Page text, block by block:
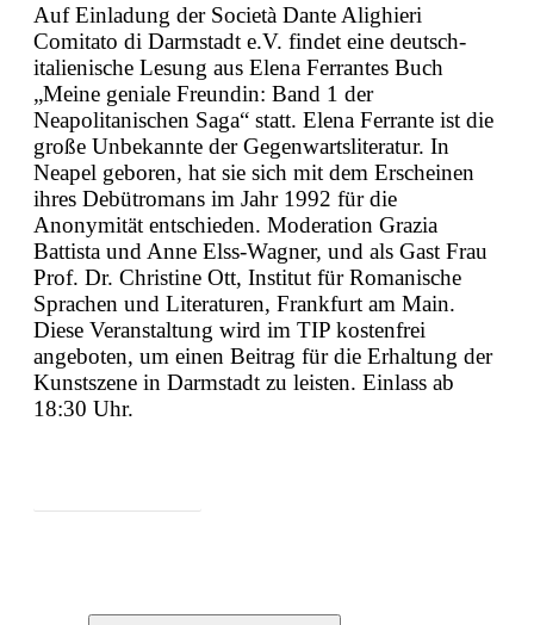
Auf Einladung der Società Dante Alighieri
Comitato di Darmstadt e.V. findet eine deutsch-
italienische Lesung aus Elena Ferrantes Buch
„Meine geniale Freundin: Band 1 der
Neapolitanischen Saga“ statt. Elena Ferrante ist die
große Unbekannte der Gegenwartsliteratur. In
Neapel geboren, hat sie sich mit dem Erscheinen
ihres Debütromans im Jahr 1992 für die
Anonymität entschieden. Moderation Grazia
Battista und Anne Elss-Wagner, und als Gast Frau
Prof. Dr. Christine Ott, Institut für Romanische
Sprachen und Literaturen, Frankfurt am Main.
Diese Veranstaltung wird im TIP kostenfrei
angeboten, um einen Beitrag für die Erhaltung der
Kunstszene in Darmstadt zu leisten. Einlass ab
18:30 Uhr.